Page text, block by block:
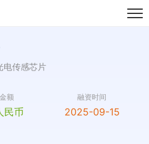
电传感芯片
额
民币
融资时间
2025-09-15